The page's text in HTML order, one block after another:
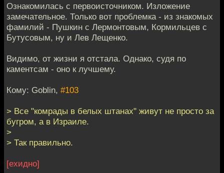
Ознакомилась с первоисточником. Изложение
замечательное. Только вот проблемка - из знакомых
фамилий - Пушкин с Лермонтовым, Кормильцев с
Бутусовым, ну и Лев Лещенко.
Видимо, от жизни я отстала. Однако, судя по
каментсам - оно к лучшему.
Кому: Goblin, #103
> Все "комрады в белых штанах" живут не просто за
бугром, а в Израиле.
>
> Так правильно.
[ехидно]